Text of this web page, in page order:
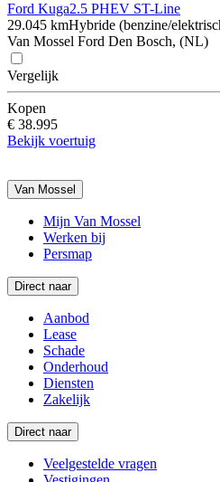
Ford Kuga2.5 PHEV ST-Line
29.045 kmHybride (benzine/
Van Mossel Ford Den Bosch, (NL)
Vergelijk
Kopen
€ 38.995
Bekijk voertuig
Van Mossel
Mijn Van Mossel
Werken bij
Persmap
Direct naar
Aanbod
Lease
Schade
Onderhoud
Diensten
Zakelijk
Direct naar
Veelgestelde vragen